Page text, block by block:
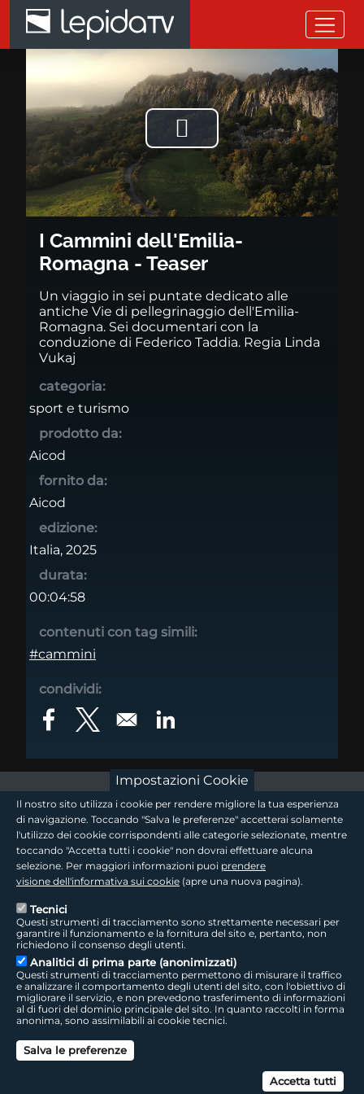
Salta al contenuto principale
I Cammini dell'Emilia-
Riprodurre
il
video
I Cammini dell'Emilia-
Romagna - Teaser
Un viaggio in sei puntate dedicato alle
antiche Vie di pellegrinaggio dell'Emilia-
Romagna. Sei documentari con la
conduzione di Federico Taddia. Regia Linda
Vukaj
categoria:
sport e turismo
prodotto da:
Aicod
fornito da:
Aicod
edizione:
Italia, 2025
durata:
00:04:58
contenuti con tag simili:
#cammini
condividi:
Opens in a new window
Opens in a new windowOpens in a new window
footer - sezione logo 1
footer - sezione logo2
footer - sezione colophon
Sede Legale: Via della Liberazione, 15 - 40128 Bologna BO
Capitale Sociale interamente versato ad oggi: € 69.881.000,00 | P.IVA/C.F.
footer - sezione link utili
Seguici sui social
LepidaTV | Accessibilità | Cookie | Privacy | Social Media Policy
Impostazioni Cookie
Il nostro sito utilizza i cookie per rendere migliore la tua esperienza
di navigazione. Toccando "Salva le preferenze" accetterai solamente
l'utilizzo dei cookie corrispondenti alle categorie selezionate, mentre
toccando "Accetta tutti i cookie" non dovrai effettuare alcuna
selezione. Per maggiori informazioni puoi prendere
visione dell'informativa sui cookie (apre una nuova pagina).
Tecnici
Questi strumenti di tracciamento sono strettamente necessari per
garantire il funzionamento e la fornitura del sito e, pertanto, non
richiedono il consenso degli utenti.
Analitici di prima parte (anonimizzati)
Questi strumenti di tracciamento permettono di misurare il traffico
e analizzare il comportamento degli utenti del sito, con l'obiettivo di
migliorare il servizio, e non prevedono trasferimento di informazioni
al di fuori del dominio principale del sito. In quanto raccolti in forma
anonima, sono assimilabili ai cookie tecnici.
Salva le preferenze
Accetta tutti